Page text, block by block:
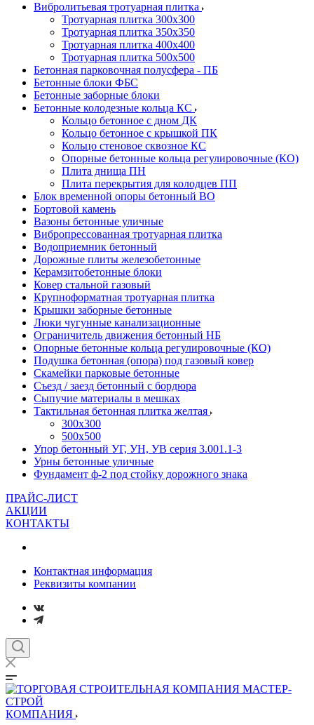
Вибролитьевая тротуарная плитка
Тротуарная плитка 300х300
Тротуарная плитка 350х350
Тротуарная плитка 400х400
Тротуарная плитка 500х500
Бетонная парковочная полусфера - ПБ
Бетонные блоки ФБС
Бетонные заборные блоки
Бетонные колодезные кольца КС
Кольцо бетонное с дном ДК
Кольцо бетонное с крышкой ПК
Кольцо стеновое сквозное КС
Опорные бетонные кольца регулировочные (КО)
Плита днища ПН
Плита перекрытия для колодцев ПП
Блок временной опоры бетонный ВО
Бортовой камень
Вазоны бетонные уличные
Вибропрессованная тротуарная плитка
Водоприемник бетонный
Дорожные плиты железобетонные
Керамзитобетонные блоки
Ковер стальной газовый
Крупноформатная тротуарная плитка
Крышки заборные бетонные
Люки чугунные канализационные
Ограничитель движения бетонный НБ
Опорные бетонные кольца регулировочные (КО)
Подушка бетонная (опора) под газовый ковер
Скамейки парковые бетонные
Съезд / заезд бетонный с бордюра
Сыпучие материалы в мешках
Тактильная бетонная плитка желтая
300х300
500х500
Упор бетонный УГ, УН, УВ серия 3.001.1-3
Урны бетонные уличные
Фундамент ф-2 под стойку дорожного знака
ПРАЙС-ЛИСТ
АКЦИИ
КОНТАКТЫ
Контактная информация
Реквизиты компании
КОМПАНИЯ